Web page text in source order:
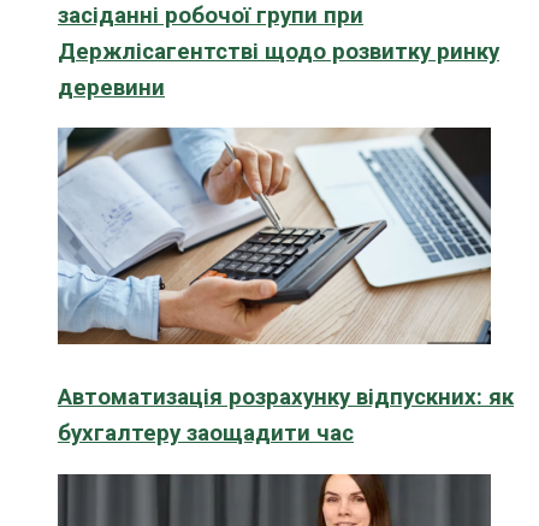
засіданні робочої групи при
Держлісагентстві щодо розвитку ринку
деревини
Автоматизація розрахунку відпускних: як
бухгалтеру заощадити час